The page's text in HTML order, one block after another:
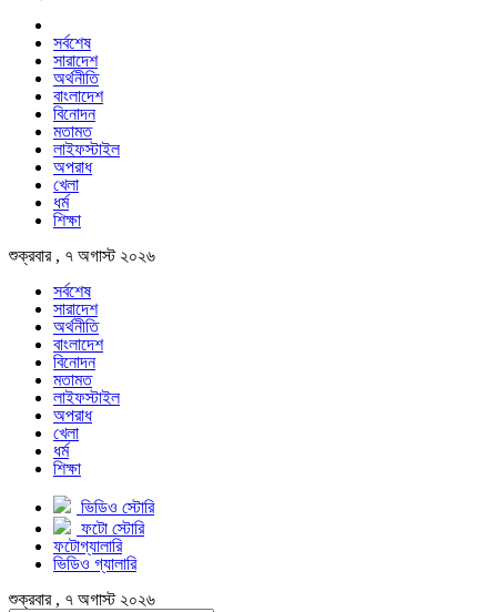
সর্বশেষ
সারাদেশ
অর্থনীতি
বাংলাদেশ
বিনোদন
মতামত
লাইফস্টাইল
অপরাধ
খেলা
ধর্ম
শিক্ষা
শুক্রবার , ৭ অগাস্ট ২০২৬
সর্বশেষ
সারাদেশ
অর্থনীতি
বাংলাদেশ
বিনোদন
মতামত
লাইফস্টাইল
অপরাধ
খেলা
ধর্ম
শিক্ষা
ভিডিও স্টোরি
ফটো স্টোরি
ফটোগ্যালারি
ভিডিও গ্যালারি
শুক্রবার , ৭ অগাস্ট ২০২৬